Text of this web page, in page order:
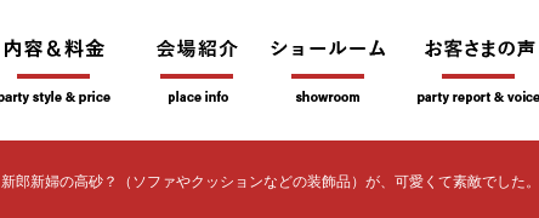
郎新婦の高砂？（ソファやクッションなどの装飾品）が、可愛くて素敵でした